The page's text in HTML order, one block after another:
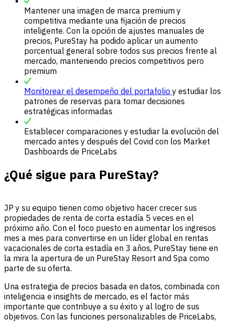
Mantener una imagen de marca premium y
competitiva mediante una fijación de precios
inteligente. Con la opción de ajustes manuales de
precios, PureStay ha podido aplicar un aumento
porcentual general sobre todos sus precios frente al
mercado, manteniendo precios competitivos pero
premium
Monitorear el desempeño del portafolio y estudiar los
patrones de reservas para tomar decisiones
estratégicas informadas
Establecer comparaciones y estudiar la evolución del
mercado antes y después del Covid con los Market
Dashboards de PriceLabs
¿Qué sigue para PureStay?
JP y su equipo tienen como objetivo hacer crecer sus
propiedades de renta de corta estadía 5 veces en el
próximo año. Con el foco puesto en aumentar los ingresos
mes a mes para convertirse en un líder global en rentas
vacacionales de corta estadía en 3 años, PureStay tiene en
la mira la apertura de un PureStay Resort and Spa como
parte de su oferta.
Una estrategia de precios basada en datos, combinada con
inteligencia e insights de mercado, es el factor más
importante que contribuye a su éxito y al logro de sus
objetivos. Con las funciones personalizables de PriceLabs,